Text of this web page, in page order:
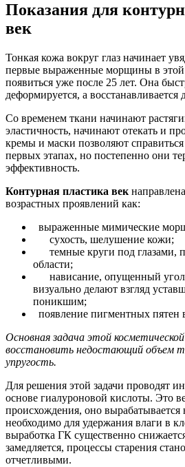
Показания для
век
Тонкая кожа вокруг глаз начинает
первые выраженные морщины в этой
появиться уже после 25 лет. Она
деформируется, а восстанавливается
Со временем ткани начинают
эластичность, начинают отекать и
кремы и маски позволяют
первых этапах, но постепенно они
эффективность.
Контурная пластика век
возрастных проявлений как:
выраженные мимические
сухость, шелушение кожи;
темные круги под глазами,
области;
нависание, опущенный
визуально делают взгляд
поникшим;
появление пигментных пятен
Основная задача этой
восстановить недостающий объем
упругость.
Для решения этой задачи проводят
основе гиалуроновой кислоты. Это
происхождения, оно
необходимо для удержания влаги в
выработка ГК существенно
замедляется, процессы старения
отчетливыми.